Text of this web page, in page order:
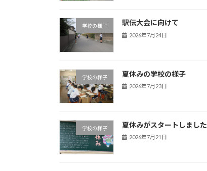
学校の様子 駅伝大会に向けて
2026年7月24日
学校の様子 夏休みの学校の様子
2026年7月23日
学校の様子 夏休みがスタートしました
2026年7月21日